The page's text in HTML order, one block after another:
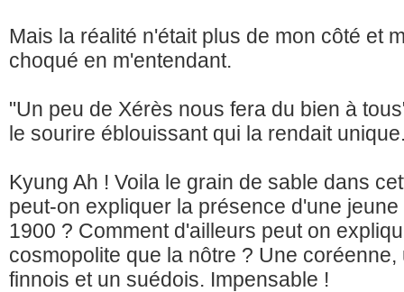
Mais la réalité n'était plus de mon côté et
choqué en m'entendant.
"Un peu de Xérès nous fera du bien à
le sourire éblouissant qui la rendait
Kyung Ah ! Voila le grain de sable dans
peut-on expliquer la présence d'une
1900 ? Comment d'ailleurs peut on
cosmopolite que la nôtre ? Une
finnois et un suédois. Impensable !